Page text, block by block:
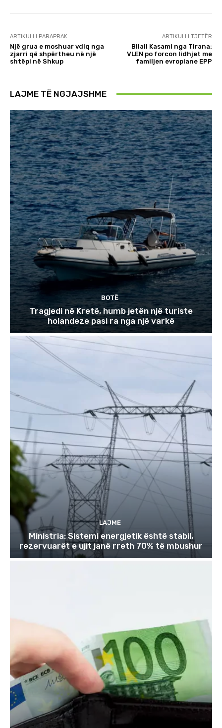
ARTIKULLI PARAPRAK
Një grua e moshuar vdiq nga
zjarri që shpërtheu në një
shtëpi në Shkup
ARTIKULLI TJETËR
Bilall Kasami nga Tirana:
VLEN po forcon lidhjet me
familjen evropiane EPP
LAJME TË NGJAJSHME
BOTË
Tragjedi në Kretë, humb jetën një turiste
holandeze pasi ra nga një varkë
LAJME
Ministria: Sistemi energjetik është stabil,
rezervuarët e ujit janë rreth 70% të mbushur